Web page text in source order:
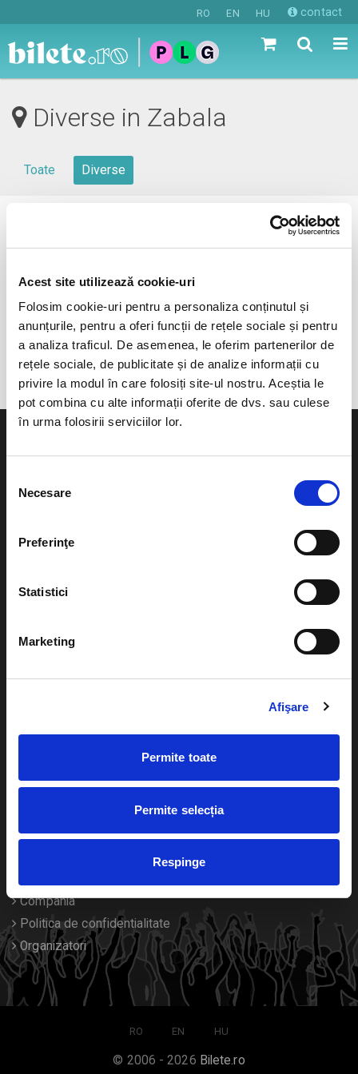
Acest site utilizează cookie-uri
Folosim cookie-uri pentru a personaliza conținutul și
anunțurile, pentru a oferi funcții de rețele sociale și pentru
a analiza traficul. De asemenea, le oferim partenerilor de
rețele sociale, de publicitate și de analize informații cu
privire la modul în care folosiți site-ul nostru. Aceștia le
pot combina cu alte informații oferite de dvs. sau culese
în urma folosirii serviciilor lor.
consimțământului
Necesare
Preferinţe
Statistici
Marketing
Afişare
Permite toate
Permite selecția
Respinge
RO EN HU contact
Diverse in Zabala
Toate Diverse
0 evenimente in viitorul apropiat
anunta-ma pe email cand apare urmatorul eveniment la
Zabala
Evenimente
Teatru
festivaluri
Diverse
Despre noi
Contact
Compania
Politica de confidentialitate
Organizatori
RO EN HU
© 2006 - 2026 Bilete.ro